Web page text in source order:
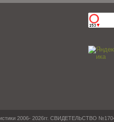
2006- 2026гг. СВИДЕТЕЛЬСТВО